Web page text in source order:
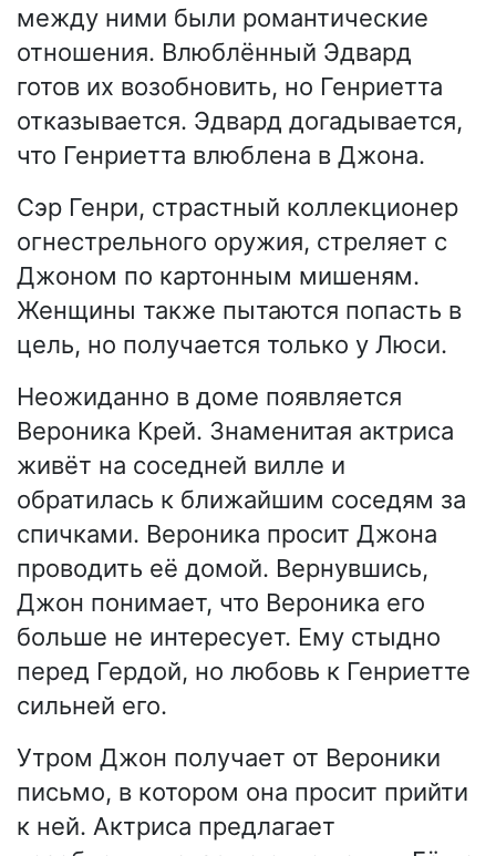
между ними были романтические
отношения. Влюблённый Эдвард
готов их возобновить, но Генриетта
отказывается. Эдвард догадывается,
что Генриетта влюблена в Джона.
Сэр Генри, страстный коллекционер
огнестрельного оружия, стреляет с
Джоном по картонным мишеням.
Женщины также пытаются попасть в
цель, но получается только у Люси.
Неожиданно в доме появляется
Вероника Крей. Знаменитая актриса
живёт на соседней вилле и
обратилась к ближайшим соседям за
спичками. Вероника просит Джона
проводить её домой. Вернувшись,
Джон понимает, что Вероника его
больше не интересует. Ему стыдно
перед Гердой, но любовь к Генриетте
сильней его.
Утром Джон получает от Вероники
письмо, в котором она просит прийти
к ней. Актриса предлагает